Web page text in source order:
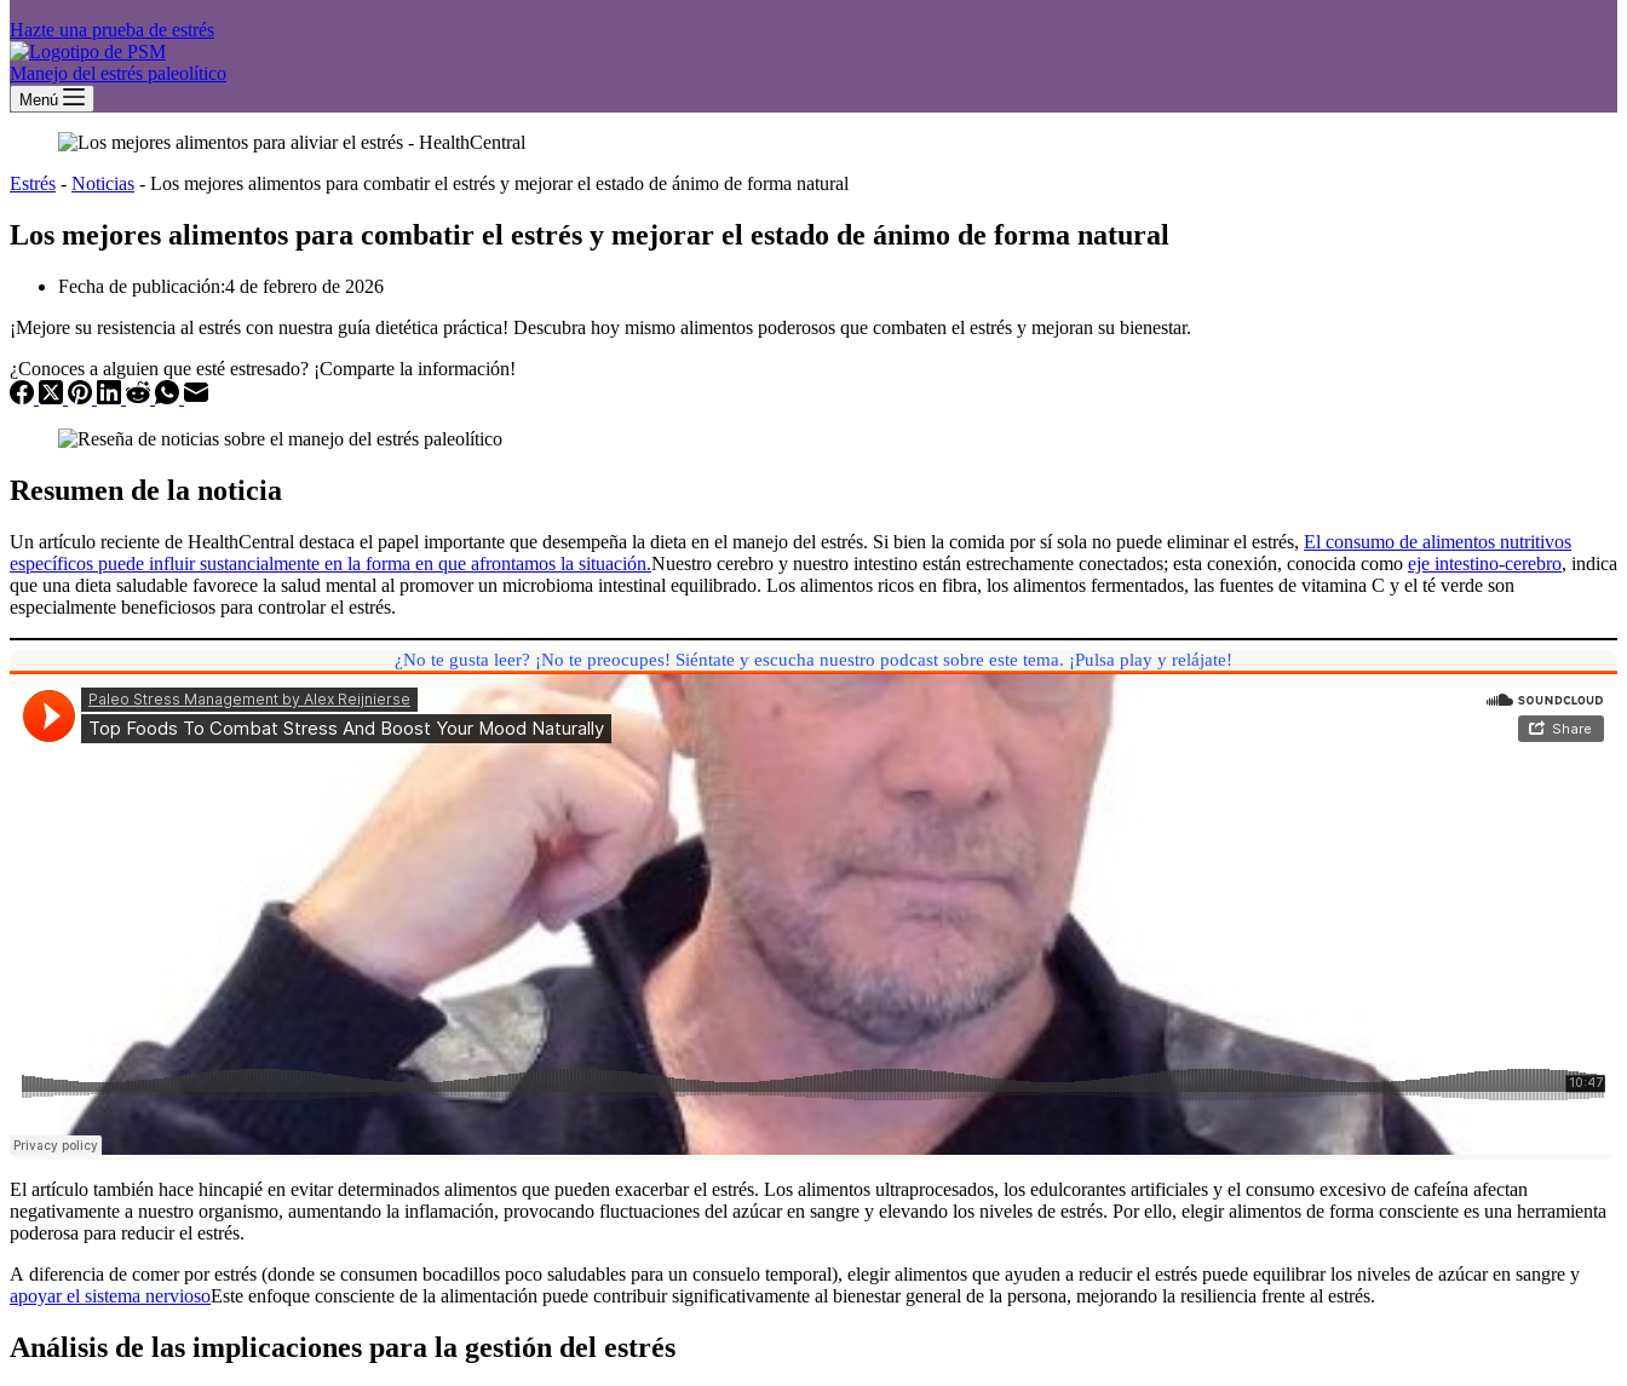
Hazte una prueba de estrés
Manejo del estrés paleolítico
Menú
Estrés - Noticias - Los mejores alimentos para combatir el estrés y mejorar el estado de ánimo de forma natural
Los mejores alimentos para combatir el estrés y mejorar el estado de ánimo de forma natural
Fecha de publicación:4 de febrero de 2026
¡Mejore su resistencia al estrés con nuestra guía dietética práctica! Descubra hoy mismo alimentos poderosos que combaten el estrés y mejoran su bienestar.
¿Conoces a alguien que esté estresado? ¡Comparte la información!
Resumen de la noticia
Un artículo reciente de HealthCentral destaca el papel importante que desempeña la dieta en el manejo del estrés. Si bien la comida por sí sola no puede eliminar el estrés, El consumo de alimentos nutritivos
específicos puede influir sustancialmente en la forma en que afrontamos la situación.Nuestro cerebro y nuestro intestino están estrechamente conectados; esta conexión, conocida como eje intestino-cerebro, indica
que una dieta saludable favorece la salud mental al promover un microbioma intestinal equilibrado. Los alimentos ricos en fibra, los alimentos fermentados, las fuentes de vitamina C y el té verde son
especialmente beneficiosos para controlar el estrés.
¿No te gusta leer? ¡No te preocupes! Siéntate y escucha nuestro podcast sobre este tema. ¡Pulsa play y relájate!
El artículo también hace hincapié en evitar determinados alimentos que pueden exacerbar el estrés. Los alimentos ultraprocesados, los edulcorantes artificiales y el consumo excesivo de cafeína afectan
negativamente a nuestro organismo, aumentando la inflamación, provocando fluctuaciones del azúcar en sangre y elevando los niveles de estrés. Por ello, elegir alimentos de forma consciente es una herramienta
poderosa para reducir el estrés.
A diferencia de comer por estrés (donde se consumen bocadillos poco saludables para un consuelo temporal), elegir alimentos que ayuden a reducir el estrés puede equilibrar los niveles de azúcar en sangre y
apoyar el sistema nerviosoEste enfoque consciente de la alimentación puede contribuir significativamente al bienestar general de la persona, mejorando la resiliencia frente al estrés.
Análisis de las implicaciones para la gestión del estrés